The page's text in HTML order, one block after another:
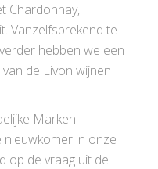
Chardonnay,
Vanzelfsprekend te
hebben we een
de Livon wijnen
Marken
in onze
op de vraag uit de